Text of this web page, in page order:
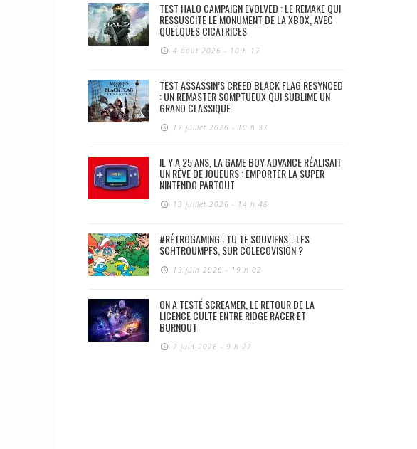
TEST HALO CAMPAIGN EVOLVED : LE REMAKE QUI
RESSUSCITE LE MONUMENT DE LA XBOX, AVEC
QUELQUES CICATRICES
4 août 2026 - 10 h 17
TEST ASSASSIN’S CREED BLACK FLAG RESYNCED
: UN REMASTER SOMPTUEUX QUI SUBLIME UN
GRAND CLASSIQUE
17 juillet 2026 - 10 h 37
IL Y A 25 ANS, LA GAME BOY ADVANCE RÉALISAIT
UN RÊVE DE JOUEURS : EMPORTER LA SUPER
NINTENDO PARTOUT
13 juillet 2026 - 14 h 48
#RÉTROGAMING : TU TE SOUVIENS… LES
SCHTROUMPFS, SUR COLECOVISION ?
19 juin 2026 - 19 h 02
ON A TESTÉ SCREAMER, LE RETOUR DE LA
LICENCE CULTE ENTRE RIDGE RACER ET
BURNOUT
7 juin 2026 - 9 h 27